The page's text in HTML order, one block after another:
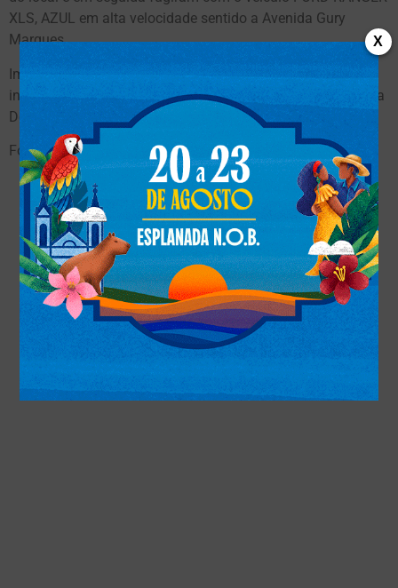
XLS, AZUL em alta velocidade sentido a Avenida Gury
Marques.
Imagens das câmeras de segurança serão entregues para
investigação da Polícia Civil, de acordo com a ocorrência da
Depac Cepol.
Fonte:Jd1noticias
X